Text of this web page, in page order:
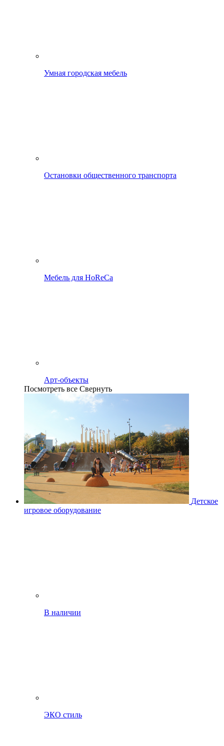
Умная городская мебель
Остановки общественного транспорта
Мебель для HoReCa
Арт-объекты
Посмотреть все Свернуть
Детское
игровое оборудование
В наличии
ЭКО стиль